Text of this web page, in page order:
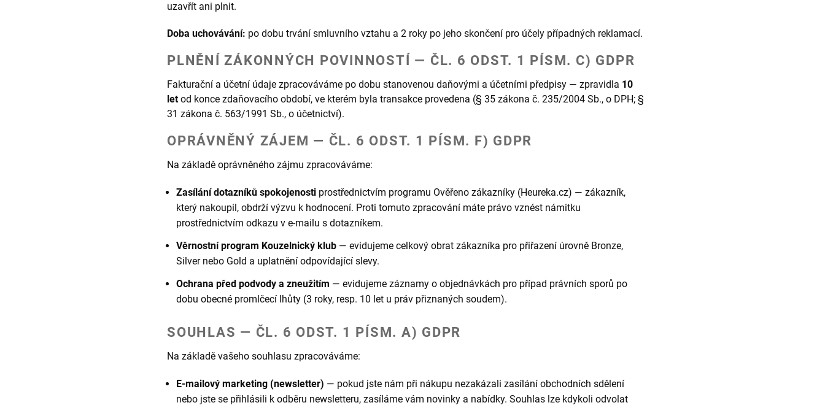
uzavřít ani plnit.
Doba uchovávání: po dobu trvání smluvního vztahu a 2 roky po jeho skončení pro účely případných reklamací.
PLNĚNÍ ZÁKONNÝCH POVINNOSTÍ — ČL. 6 ODST. 1 PÍSM. C) GDPR
Fakturační a účetní údaje zpracováváme po dobu stanovenou daňovými a účetními předpisy — zpravidla 10
letod konce zdaňovacího období, ve kterém byla transakce provedena (§ 35 zákona č. 235/2004 Sb., o DPH; §
31 zákona č. 563/1991 Sb., o účetnictví).
OPRÁVNĚNÝ ZÁJEM — ČL. 6 ODST. 1 PÍSM. F) GDPR
Na základě oprávněného zájmu zpracováváme:
Zasílání dotazníků spokojenosti prostřednictvím programu Ověřeno zákazníky (Heureka.cz) — zákazník,
který nakoupil, obdrží výzvu k hodnocení. Proti tomuto zpracování máte právo vznést námitku
prostřednictvím odkazu v e-mailu s dotazníkem.
Věrnostní program Kouzelnický klub — evidujeme celkový obrat zákazníka pro přiřazení úrovně Bronze,
Silver nebo Gold a uplatnění odpovídající slevy.
Ochrana před podvody a zneužitím — evidujeme záznamy o objednávkách pro případ právních sporů po
dobu obecné promlčecí lhůty (3 roky, resp. 10 let u práv přiznaných soudem).
SOUHLAS — ČL. 6 ODST. 1 PÍSM. A) GDPR
Na základě vašeho souhlasu zpracováváme:
E-mailový marketing (newsletter) — pokud jste nám při nákupu nezakázali zasílání obchodních sdělení
nebo jste se přihlásili k odběru newsletteru, zasíláme vám novinky a nabídky. Souhlas lze kdykoli odvolat